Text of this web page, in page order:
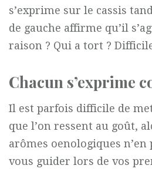
s’exprime sur le cassis
de gauche affirme qu’il
raison ? Qui a tort ?
Chacun s’exprime
Il est parfois difficile de
que l’on ressent au goût,
arômes oenologiques n’en
vous guider lors de vos